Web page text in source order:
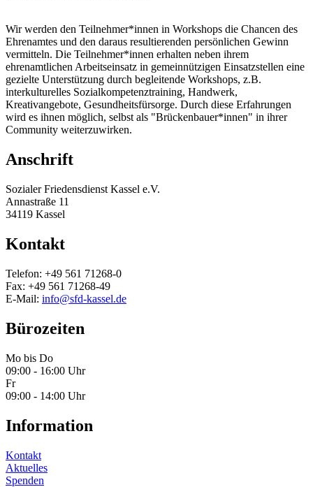
Wir werden den Teilnehmer*innen in Workshops die Chancen des
Ehrenamtes und den daraus resultierenden persönlichen Gewinn
vermitteln. Die Teilnehmer*innen erhalten neben ihrem
ehrenamtlichen Arbeitseinsatz in gemeinnützigen Einsatzstellen eine
gezielte Unterstützung durch begleitende Workshops, z.B.
interkulturelles Sozialkompetenztraining, Handwerk,
Kreativangebote, Gesundheitsfürsorge. Durch diese Erfahrungen
wird es ihnen möglich, selbst als "Brückenbauer*innen" in ihrer
Community weiterzuwirken.
Anschrift
Sozialer Friedensdienst Kassel e.V.
Annastraße 11
34119 Kassel
Kontakt
Telefon: +49 561 71268-0
Fax: +49 561 71268-49
E-Mail: info@sfd-kassel.de
Bürozeiten
Mo bis Do
09:00 - 16:00 Uhr
Fr
09:00 - 14:00 Uhr
Information
Kontakt
Aktuelles
Spenden